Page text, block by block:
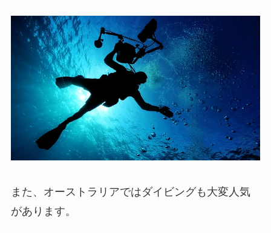
また、オーストラリアではダイビングも大変人気
があります。